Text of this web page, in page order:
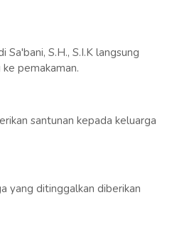
S.H., S.I.K langsung
pemakaman.
santunan kepada keluarga
yang ditinggalkan diberikan